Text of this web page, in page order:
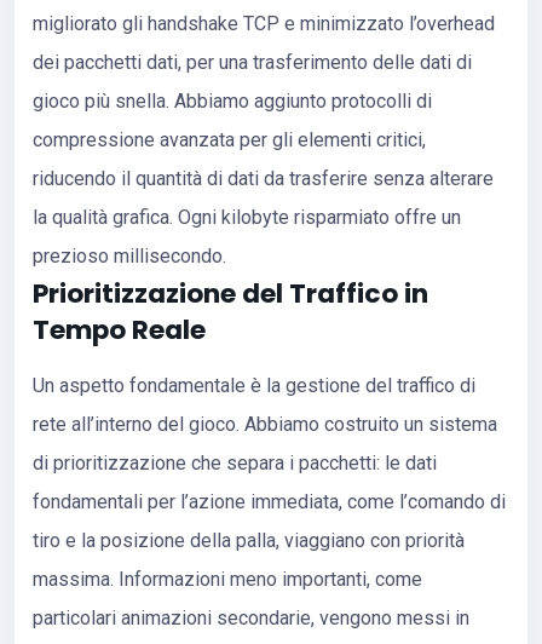
migliorato gli handshake TCP e minimizzato l’overhead
dei pacchetti dati, per una trasferimento delle dati di
gioco più snella. Abbiamo aggiunto protocolli di
compressione avanzata per gli elementi critici,
riducendo il quantità di dati da trasferire senza alterare
la qualità grafica. Ogni kilobyte risparmiato offre un
prezioso millisecondo.
Prioritizzazione del Traffico in
Tempo Reale
Un aspetto fondamentale è la gestione del traffico di
rete all’interno del gioco. Abbiamo costruito un sistema
di prioritizzazione che separa i pacchetti: le dati
fondamentali per l’azione immediata, come l’comando di
tiro e la posizione della palla, viaggiano con priorità
massima. Informazioni meno importanti, come
particolari animazioni secondarie, vengono messi in